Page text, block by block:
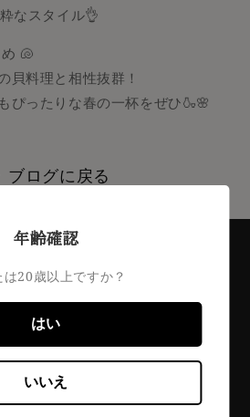
なスタイル👌
🐚
貝料理と相性抜群！
ぴったりな春の一杯をぜひ🍶🌸
ブログに戻る
年齢確認
は20歳以上ですか？
はい
いいえ